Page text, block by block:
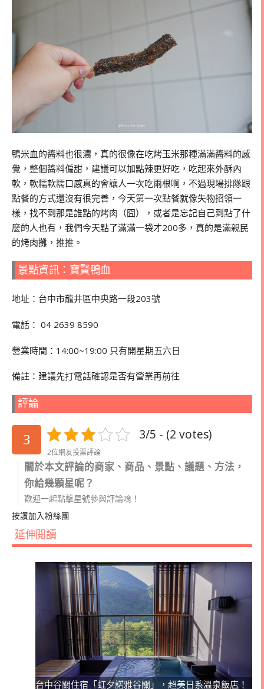
鴨米血的醬料也很濃，真的很像在吃烤玉米那種滿滿醬料的感
覺，整個醬料偏甜，建議可以加點辣更好吃，吃起來外酥內
軟，軟糯軟糯口感真的會讓人一次吃兩根啊，不過現場排隊跟
點餐的方式還沒有很完善，今天第一次點餐就像失物招領一
樣，找不到那是誰點的烤肉（囧），或者是忘記自己到點了什
麼的人也有，我們今天點了滿滿一袋才200多，真的是滿親民
的烤肉攤，推推。
景點資訊：寶賢鴨血
地址：台中市龍井區中央路一段203號
電話： 04 2639 8590
營業時間：14:00~19:00 只有開星期五六日
備註：建議先打電話確認是否有營業再前往
評論
3 3/5 - (2 votes)
2位網友投票評論
關於本文評論的商家、商品、景點、議題、方法，
你給幾顆星呢？
歡迎一起點擊星號參與評論唷！
按讚加入粉絲團
延伸閱讀
台中谷關住宿「虹夕諾雅谷關」，超美日系溫泉飯店！